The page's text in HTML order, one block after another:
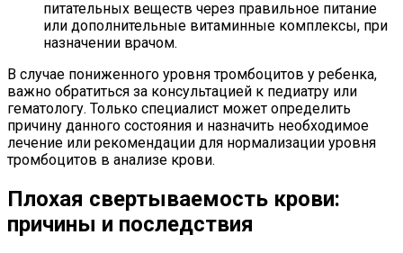
питательных веществ через правильное питание
или дополнительные витаминные комплексы, при
назначении врачом.
В случае пониженного уровня тромбоцитов у ребенка,
важно обратиться за консультацией к педиатру или
гематологу. Только специалист может определить
причину данного состояния и назначить необходимое
лечение или рекомендации для нормализации уровня
тромбоцитов в анализе крови.
Плохая свертываемость крови:
причины и последствия